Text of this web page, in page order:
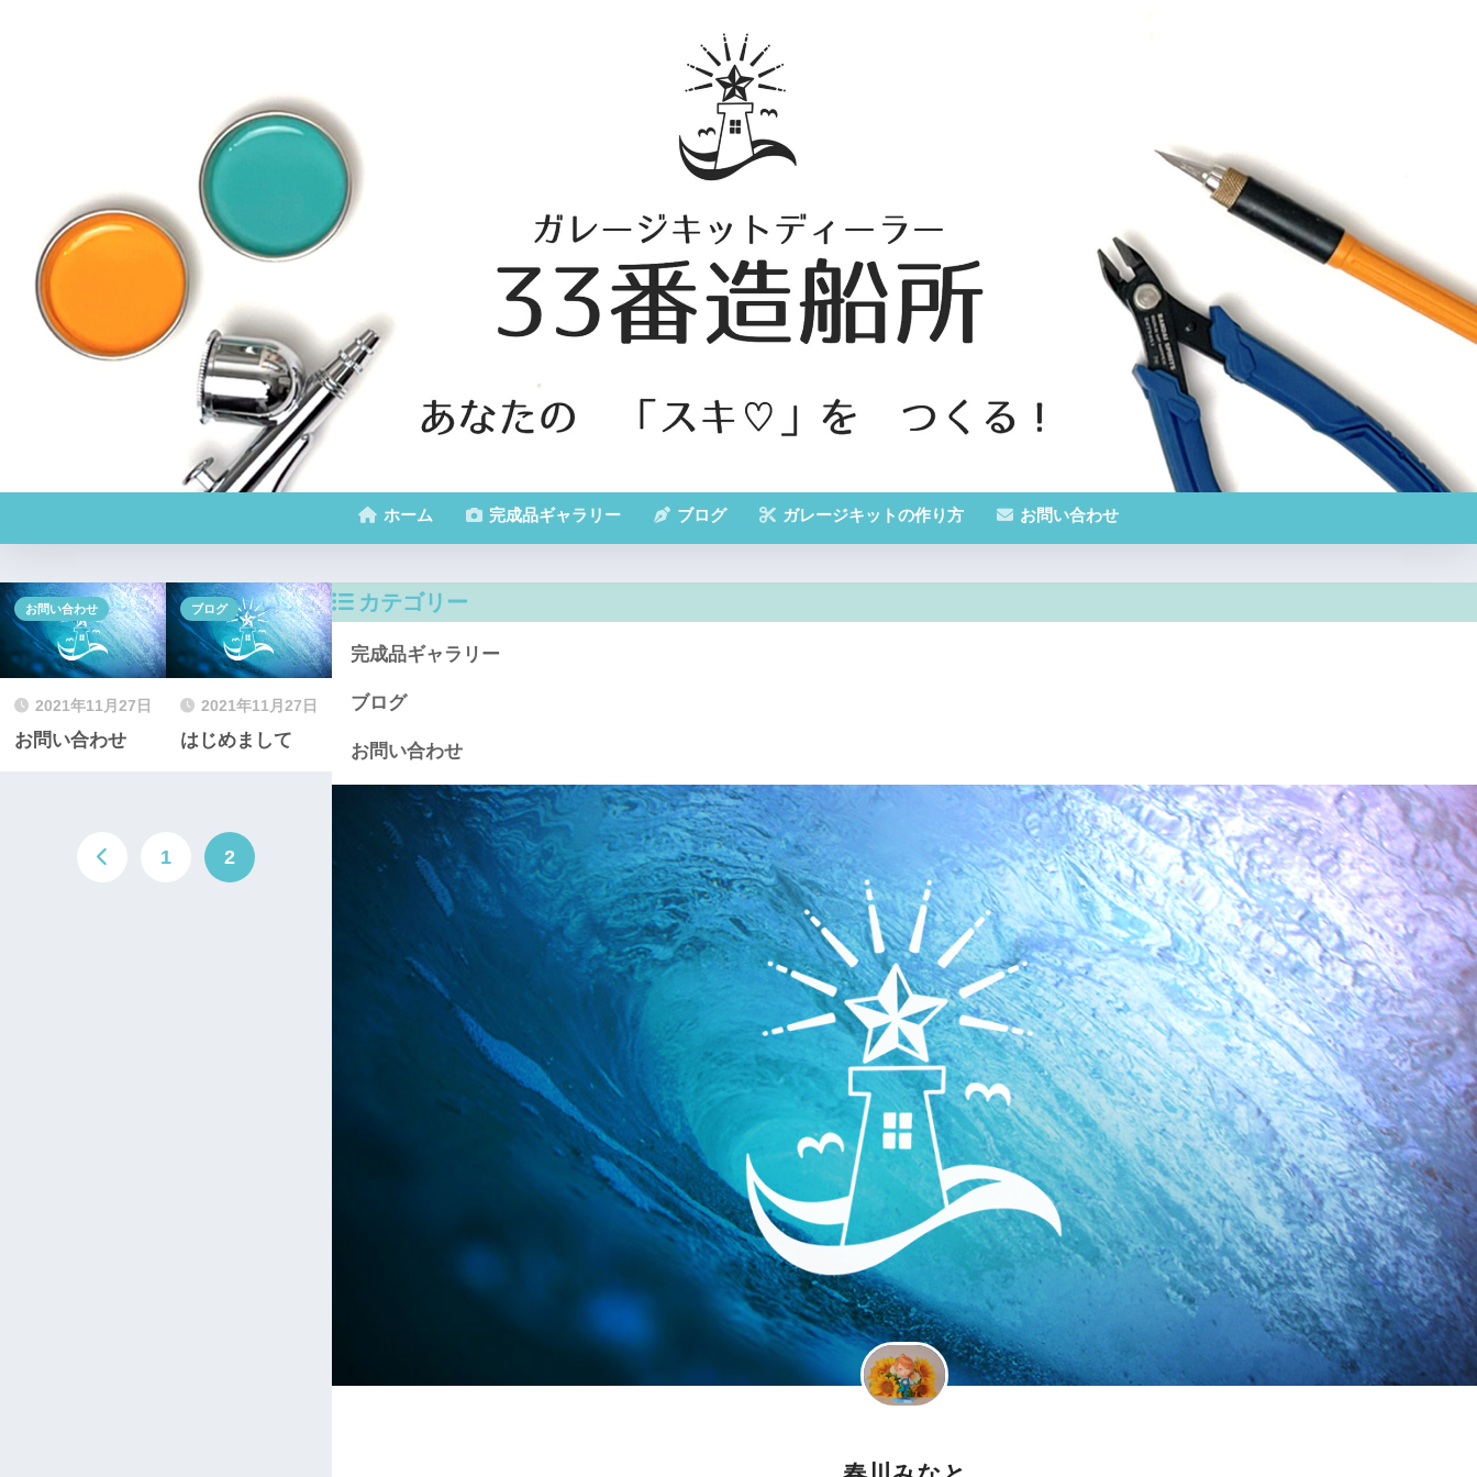
ホーム 完成品ギャラリー ブログ ガレージキットの作り方 お問い合わせ
2021年11月27日
お問い合わせ
お問い合わせ
2021年11月27日
はじめまして
ブログ
1 2
カテゴリー
完成品ギャラリー
ブログ
お問い合わせ